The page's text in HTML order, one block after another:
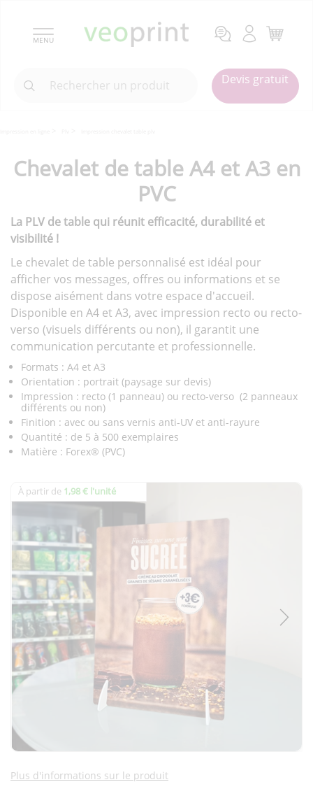
MENU
Devis gratuit
Chevalet de table A4 et A3 en
PVC
La PLV de table qui réunit efficacité, durabilité et
visibilité !
Le chevalet de table personnalisé est idéal pour
afficher vos messages, offres ou informations et se
dispose aisément dans votre espace d'accueil.
Disponible en A4 et A3, avec impression recto ou recto-
verso (visuels différents ou non), il garantit une
communication percutante et professionnelle.
Formats : A4 et A3
Orientation : portrait (paysage sur devis)
Impression : recto (1 panneau) ou recto-verso (2 panneaux
différents ou non)
Finition : avec ou sans vernis anti-UV et anti-rayure
Quantité : de 5 à 500 exemplaires
Matière : Forex® (PVC)
À partir de 1,98 € l'unité
Plus d'informations sur le produit